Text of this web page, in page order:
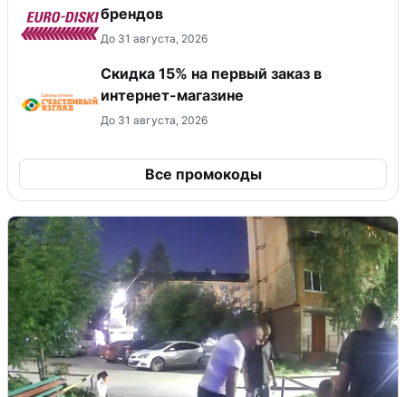
брендов
До 31 августа, 2026
Скидка 15% на первый заказ в
интернет-магазине
До 31 августа, 2026
Все промокоды